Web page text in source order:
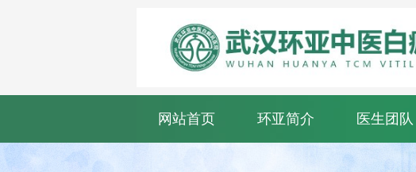
网站首页 环亚简介 医生团队